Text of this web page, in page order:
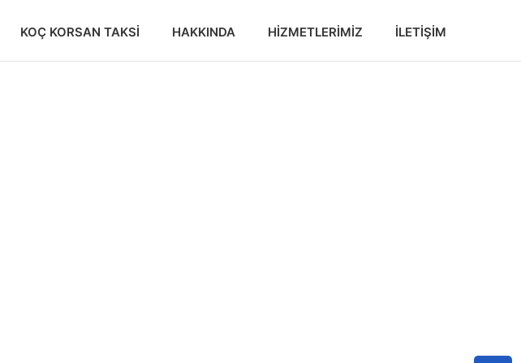
KOÇ KORSAN TAKSI HAKKINDA HIZMETLERIMIZ İLETIŞIM